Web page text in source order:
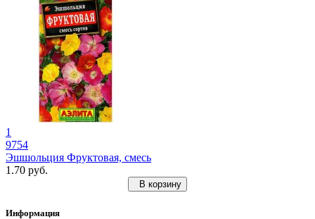
1
9754
Эшшольция Фруктовая, смесь
1.70 руб.
В корзину
Информация